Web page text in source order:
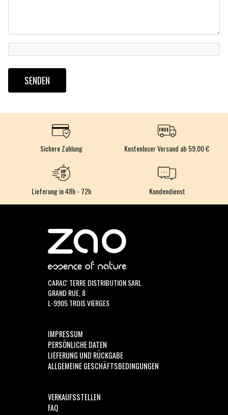
SENDEN
Sichere Zahlung Kostenloser Versand ab 59,00 €
Lieferung in 48h - 72h Kundendienst
CARAC' TERRE DISTRIBUTION SARL
GRAND RUE, 8
L-9905 TROIS VIERGES
IMPRESSUM
PERSÖNLICHE DATEN
LIEFERUNG UND RÜCKGABE
ALLGEMEINE GESCHÄFTSBEDINGUNGEN
VERKAUFSSTELLEN
FAQ